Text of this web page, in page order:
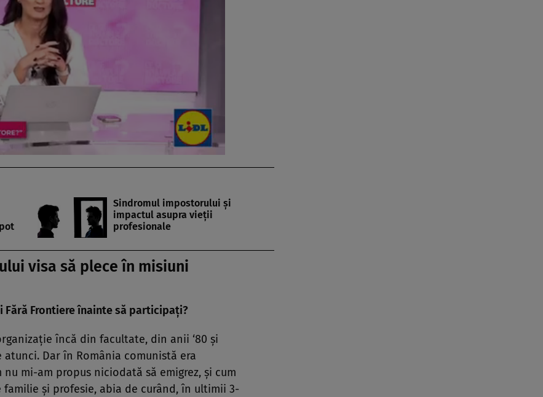
Sindromul impostorului și
impactul asupra vieții
profesionale
visa să plece în misiuni
Fără Frontiere înainte să participați?
încă din facultate, din anii ‘80 și
Dar în România comunistă era
mi-am propus niciodată să emigrez, și cum
și profesie, abia de curând, în ultimii 3-